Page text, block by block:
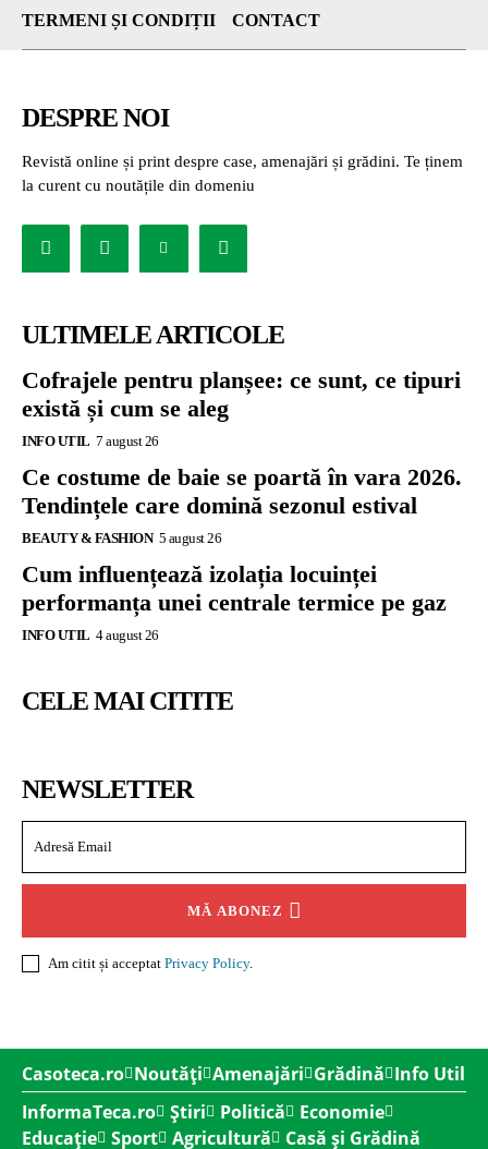
TERMENI ȘI CONDIȚII
CONTACT
DESPRE NOI
Revistă online și print despre case, amenajări și grădini. Te ținem
la curent cu noutățile din domeniu
ULTIMELE ARTICOLE
Cofrajele pentru planșee: ce sunt, ce tipuri
există și cum se aleg
INFO UTIL 7 august 26
Ce costume de baie se poartă în vara 2026.
Tendințele care domină sezonul estival
BEAUTY & FASHION 5 august 26
Cum influențează izolația locuinței
performanța unei centrale termice pe gaz
INFO UTIL 4 august 26
CELE MAI CITITE
NEWSLETTER
MĂ ABONEZ
Am citit și acceptat Privacy Policy.
Casoteca.ro Noutăți Amenajări Grădină Info Util
InformaTeca.ro Știri Politică
Economie
Educație Sport Agricultură Casă și Grădină